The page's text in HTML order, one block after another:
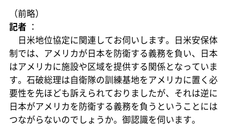
（前略）
記者 ：
日米地位協定に関連してお伺いします。日米安保体
制では、アメリカが日本を防衛する義務を負い、日本
はアメリカに施設や区域を提供する関係となっていま
す。石破総理は自衛隊の訓練基地をアメリカに置く必
要性を先ほども訴えられておりましたが、それは逆に
日本がアメリカを防衛する義務を負うということには
つながらないのでしょうか。御認識を伺います。